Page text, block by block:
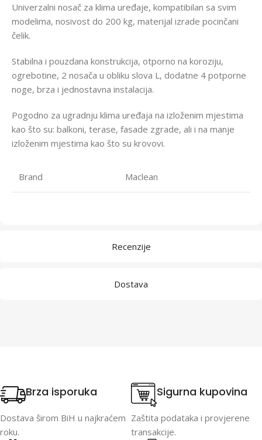
Recenzije
Dostava
Univerzalni nosač za klima uređaje, kompatibilan sa svim
modelima, nosivost do 200 kg, materijal izrade pocinčani
čelik.
Stabilna i pouzdana konstrukcija, otporno na koroziju,
ogrebotine, 2 nosača u obliku slova L, dodatne 4 potporne
noge, brza i jednostavna instalacija.
Pogodno za ugradnju klima uređaja na izloženim mjestima
kao što su: balkoni, terase, fasade zgrade, ali i na manje
izloženim mjestima kao što su krovovi.
Brand Maclean
Brza isporuka
Dostava širom BiH u najkraćem
roku.
Sigurna kupovina
Zaštita podataka i provjerene
transakcije.